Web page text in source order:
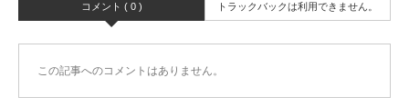
コメント ( 0 ) トラックバックは利用できません。
この記事へのコメントはありません。